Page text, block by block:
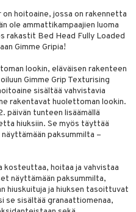
hoitoaine, jossa on rakennetta
ole ammattikampaajien luoma
rakastit Bed Head Fully Loaded
Gimme Gripia!
lookin, eläväisen rakenteen
Gimme Grip Texturising
sisältää vahvistavia
rakentavat huolettoman lookin.
päivän tunteen lisäämällä
hiuksiin. Se myös täyttää
paksummilta –
kosteuttaa, hoitaa ja vahvistaa
näyttämään paksummilta,
hiuskuituja ja hiuksen tasoittuvat
se sisältää granaattiomenaa,